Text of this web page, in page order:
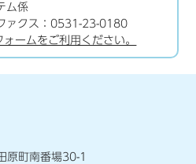
ム係
クス：0531-23-0180
ームをご利用ください。
町南番場30-1